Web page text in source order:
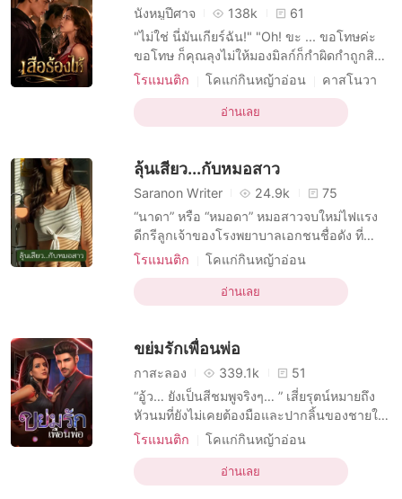
นังหมูปีศาจ 138k
61
"ไม่ใช่ นี่มันเกียร์ฉัน!" "Oh! ขะ ... ขอโทษค่ะ
ขอโทษ ก็คุณลุงไม่ให้มองมิลก์ก็กำผิดกำถูกสิคะ
แล้วข้ามมาทำไมตอนรถไม่นิ่งละคะ" "ใครมัน
ลก์เหรอคะ ที่คิดทำมิดีมิร้ายกับคุณลุงน่ะ ไม่ใช่
ใช่คุณลุงเหรอคะ มาสอนมิลก์ขับรถแท้ๆ ตรง
โรแมนติก โคแก่กินหญ้าอ่อน
คาสโนวา
บทบาทที่เฉยเมย หญิง
บทบาทที่มีเสน่ห์ ชาย
R-18
โรแมนติก
โดนบังคับมาหลงรัก
อ่านเลย
ลุ้นเสียว...กับหมอสาว
Saranon Writer 24.9k
75
“นาดา” หรือ “หมอดา” หมอสาวจบใหม่ไฟแรง
ดีกรีลูกเจ้าของโรงพยาบาลเอกชนชื่อดัง ที่
บุคลิกภายนอกดูเข้มขรึมจริงจัง แต่ลึก ๆ แล้ว
กระตุ้นราคะในแบบที่ใครก็นึกไม่ถึง มาติดตาม
เรื่องราวของเธอได้ใน “ลุ้นเสียว...กับหมอสาว”
โรแมนติก
โคแก่กินหญ้าอ่อน
บทบาทที่มีเสน่ห์ หญิง
R-18
เพื่อนเซ็กส์
ทาสทางเพศ
การมีเพศสัมพันธ์ครั้งแรก
อ่านเลย
ขย่มรักเพื่อนพ่อ
กาสะลอง 339.1k
51
“อู้ว… ยังเป็นสีชมพูจริงๆ… ” เสี่ยรุตน์หมายถึง
หัวนมที่ยังไม่เคยต้องมือและปากลิ้นของชายใด
มาก่อน รีบกดริมฝีปากครอบดูดลนลานราวกับ
ข่มกลั้นเสียงร้อง ทว่ามันยิ่งทำให้เสี่ยรุตน์
ชอบใจ กดใบหน้าซุกไซ้เต้าเนื้อพร้อมกับวนลิ้น
โรแมนติก
โคแก่กินหญ้าอ่อน
บทบาทที่เป็นชายหล่อ
บทบาทที่มีเสน่ห์ หญิง
R-18
อ่านเลย